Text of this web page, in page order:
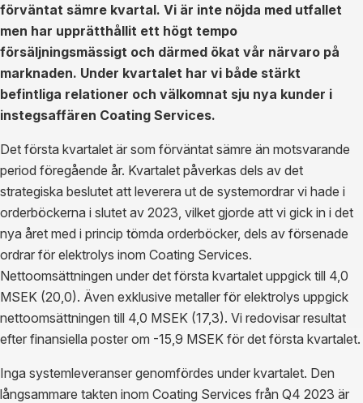
förväntat sämre kvartal. Vi är inte nöjda med utfallet
men har upprätthållit ett högt tempo
försäljningsmässigt och därmed ökat vår närvaro på
marknaden. Under kvartalet har vi både stärkt
befintliga relationer och välkomnat sju nya kunder i
instegsaffären Coating Services.
Det första kvartalet är som förväntat sämre än motsvarande
period föregående år. Kvartalet påverkas dels av det
strategiska beslutet att leverera ut de systemordrar vi hade i
orderböckerna i slutet av 2023, vilket gjorde att vi gick in i det
nya året med i princip tömda orderböcker, dels av försenade
ordrar för elektrolys inom Coating Services.
Nettoomsättningen under det första kvartalet uppgick till 4,0
MSEK (20,0). Även exklusive metaller för elektrolys uppgick
nettoomsättningen till 4,0 MSEK (17,3). Vi redovisar resultat
efter finansiella poster om -15,9 MSEK för det första kvartalet.
Inga systemleveranser genomfördes under kvartalet. Den
långsammare takten inom Coating Services från Q4 2023 är